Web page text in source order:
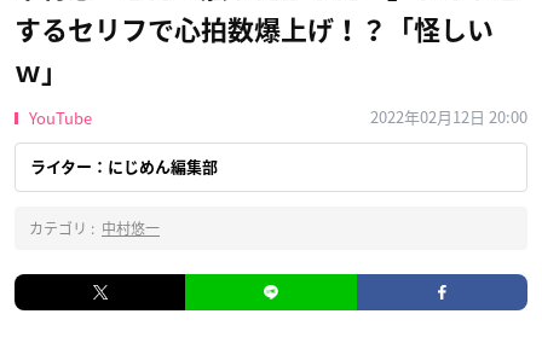
するセリフで心拍数爆上げ！？「怪しい
ｗ」
YouTube 2022年02月12日 20:00
ライター：にじめん編集部
カテゴリ : 中村悠一